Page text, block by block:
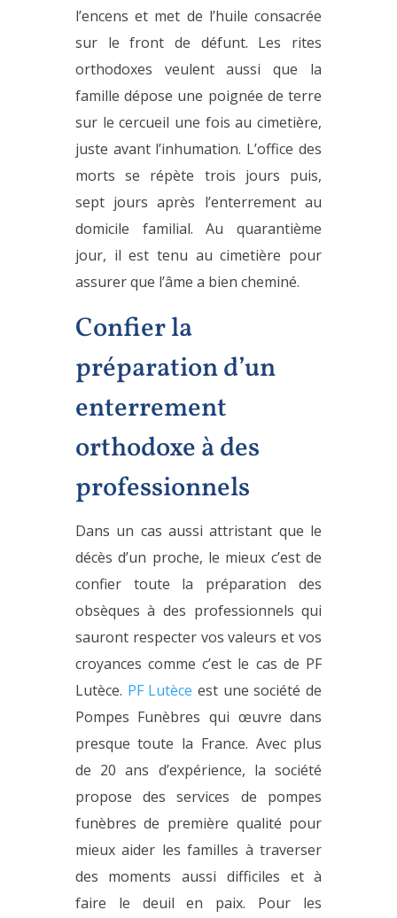
l’encens et met de l’huile consacrée
sur le front de défunt. Les rites
orthodoxes veulent aussi que la
famille dépose une poignée de terre
sur le cercueil une fois au cimetière,
juste avant l’inhumation. L’office des
morts se répète trois jours puis,
sept jours après l’enterrement au
domicile familial. Au quarantième
jour, il est tenu au cimetière pour
assurer que l’âme a bien cheminé.
Confier la
préparation d’un
enterrement
orthodoxe à des
professionnels
Dans un cas aussi attristant que le
décès d’un proche, le mieux c’est de
confier toute la préparation des
obsèques à des professionnels qui
sauront respecter vos valeurs et vos
croyances comme c’est le cas de PF
Lutèce. PF Lutèce est une société de
Pompes Funèbres qui œuvre dans
presque toute la France. Avec plus
de 20 ans d’expérience, la société
propose des services de pompes
funèbres de première qualité pour
mieux aider les familles à traverser
des moments aussi difficiles et à
faire le deuil en paix. Pour les